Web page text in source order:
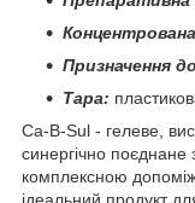
Призначення
Тара:
Ca-B-Sul - гелеве,
синергічно
комплексною